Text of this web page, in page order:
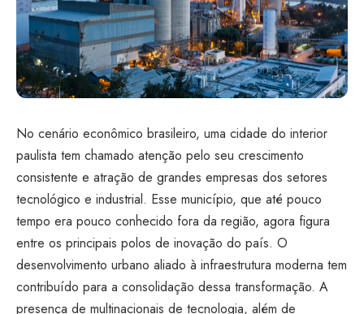
No cenário econômico brasileiro, uma cidade do interior
paulista tem chamado atenção pelo seu crescimento
consistente e atração de grandes empresas dos setores
tecnológico e industrial. Esse município, que até pouco
tempo era pouco conhecido fora da região, agora figura
entre os principais polos de inovação do país. O
desenvolvimento urbano aliado à infraestrutura moderna tem
contribuído para a consolidação dessa transformação. A
presença de multinacionais de tecnologia, além de